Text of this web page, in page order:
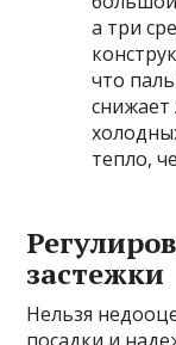
а три
что
снижает
тепло,
застежки
Нельзя